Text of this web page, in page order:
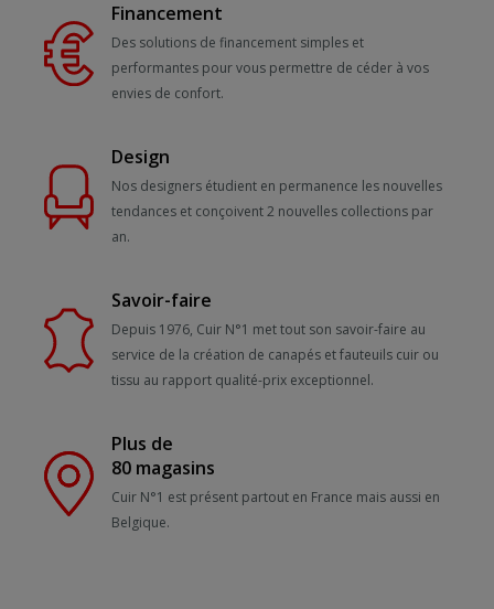
Financement
Des solutions de financement simples et
performantes pour vous permettre de céder à vos
envies de confort.
Design
Nos designers étudient en permanence les nouvelles
tendances et conçoivent 2 nouvelles collections par
an.
Savoir-faire
Depuis 1976, Cuir N°1 met tout son savoir-faire au
service de la création de canapés et fauteuils cuir ou
tissu au rapport qualité-prix exceptionnel.
Plus de
80 magasins
Cuir N°1 est présent partout en France mais aussi en
Belgique.